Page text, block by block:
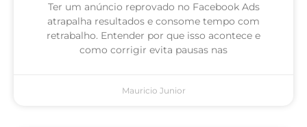
Ter um anúncio reprovado no Facebook Ads
atrapalha resultados e consome tempo com
retrabalho. Entender por que isso acontece e
como corrigir evita pausas nas
Mauricio Junior